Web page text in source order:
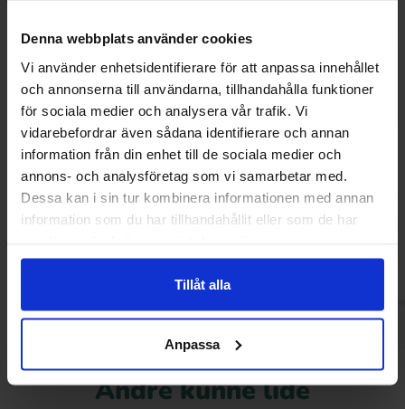
Denna webbplats använder cookies
Vi använder enhetsidentifierare för att anpassa innehållet
och annonserna till användarna, tillhandahålla funktioner
för sociala medier och analysera vår trafik. Vi
vidarebefordrar även sådana identifierare och annan
information från din enhet till de sociala medier och
annons- och analysföretag som vi samarbetar med.
Dessa kan i sin tur kombinera informationen med annan
information som du har tillhandahållit eller som de har
Tillåt alla
Anpassa
Brynild Knatter Melon 80g
13.90 kr
Pedro Peach
10.90 kr
Andre kunne lide